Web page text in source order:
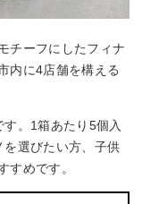
チーフにしたフィナ
内に4店舗を構える
。1箱あたり5個入
を選びたい方、子供
すめです。